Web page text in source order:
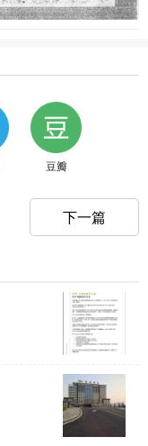
豆瓣
下一篇